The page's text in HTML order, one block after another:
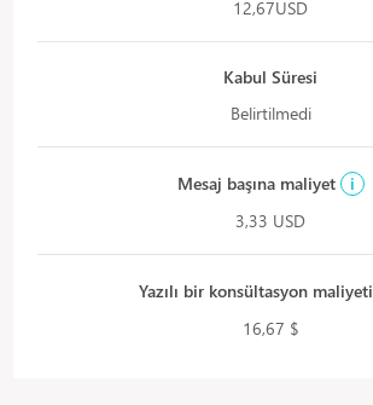
12,67USD
Kabul Süresi
Belirtilmedi
Mesaj başına maliyet
i
3,33 USD
Yazılı bir konsültasyon maliyeti
16,67 $